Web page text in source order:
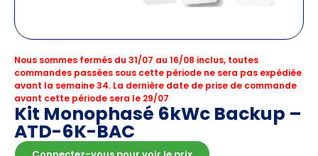
Nous sommes fermés du 31/07 au 16/08 inclus, toutes
commandes passées sous cette période ne sera pas expédiée
avant la semaine 34. La dernière date de prise de commande
avant cette période sera le 29/07
Kit Monophasé 6kWc Backup –
ATD-6K-BAC